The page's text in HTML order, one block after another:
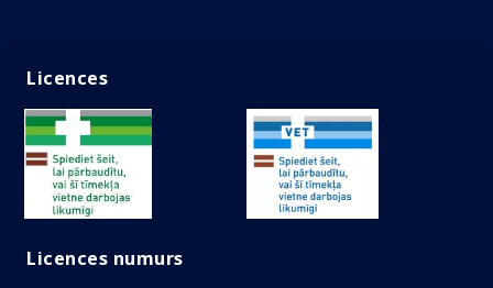
Licences
Licences numurs